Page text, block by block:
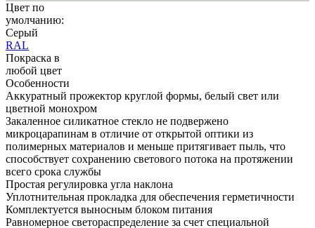
Цвет по
умолчанию:
Серый
RAL
Покраска в
любой цвет
Особенности
Аккуратный прожектор круглой формы, белый свет или
цветной монохром
Закаленное силикатное стекло не подвержено
микроцарапинам в отличие от открытой оптики из
полимерных материалов и меньше притягивает пыль, что
способствует сохранению светового потока на протяжении
всего срока службы
Простая регулировка угла наклона
Уплотнительная прокладка для обеспечения герметичности
Комплектуется выносным блоком питания
Равномерное светораспределение за счет специальной